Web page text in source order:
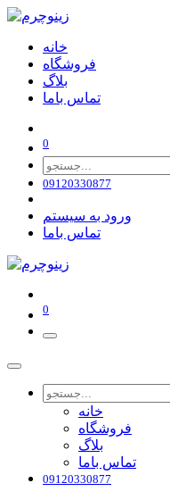
خانه
فروشگاه
بلاگ
تماس باما
0
09120330877
ورود به سیستم
تماس باما
0
خانه
فروشگاه
بلاگ
تماس باما
09120330877